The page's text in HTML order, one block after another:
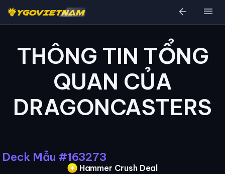
arrow_back menu
THÔNG TIN TỔNG
QUAN CỦA
DRAGONCASTERS
Deck Mẫu #163273
Hammer Crush Deal